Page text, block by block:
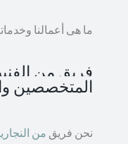
ما هى أعمالنا
فريق من
المتخصصين
نحن فريق من